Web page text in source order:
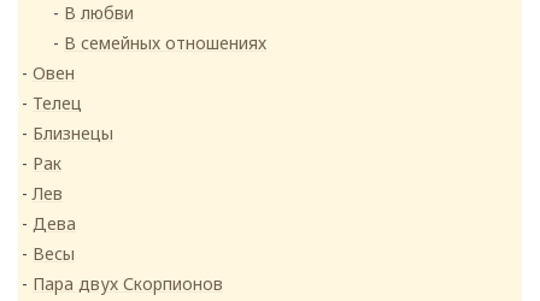
В любви
В семейных отношениях
Овен
Телец
Близнецы
Рак
Лев
Дева
Весы
Пара двух Скорпионов